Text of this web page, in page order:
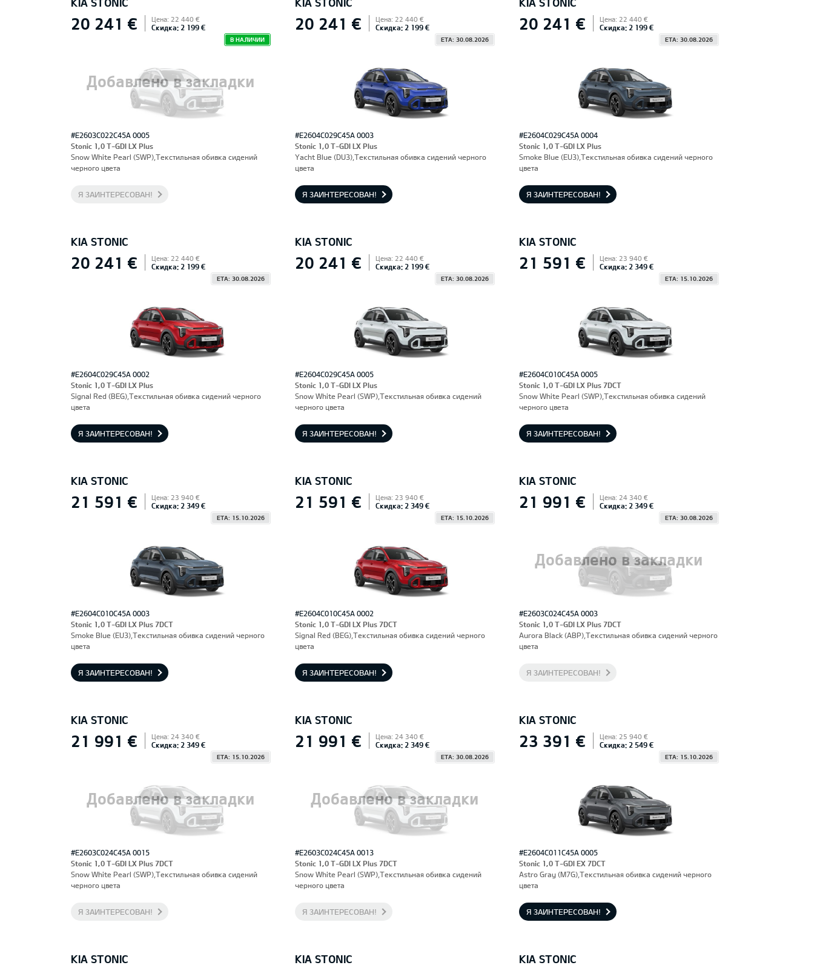
Добавлено в закладки
20 241 € Цена: 22 440 €
Скидка: 2 199 €
В НАЛИЧИИ
#E2603C022C45A 0005
Stonic 1,0 T-GDI LX Plus
Snow White Pearl (SWP),Текстильная обивка сидений
черного цвета
Я ЗАИНТЕРЕСОВАН!
20 241 € Цена: 22 440 €
Скидка: 2 199 €
ETA: 30.08.2026
#E2604C029C45A 0003
Stonic 1,0 T-GDI LX Plus
Yacht Blue (DU3),Текстильная обивка сидений черного
цвета
Я ЗАИНТЕРЕСОВАН!
20 241 € Цена: 22 440 €
Скидка: 2 199 €
ETA: 30.08.2026
#E2604C029C45A 0004
Stonic 1,0 T-GDI LX Plus
Smoke Blue (EU3),Текстильная обивка сидений черного
цвета
Я ЗАИНТЕРЕСОВАН!
KIA STONIC
20 241 € Цена: 22 440 €
Скидка: 2 199 €
ETA: 30.08.2026
#E2604C029C45A 0002
Stonic 1,0 T-GDI LX Plus
Signal Red (BEG),Текстильная обивка сидений черного
цвета
Я ЗАИНТЕРЕСОВАН!
KIA STONIC
20 241 € Цена: 22 440 €
Скидка: 2 199 €
ETA: 30.08.2026
#E2604C029C45A 0005
Stonic 1,0 T-GDI LX Plus
Snow White Pearl (SWP),Текстильная обивка сидений
черного цвета
Я ЗАИНТЕРЕСОВАН!
KIA STONIC
21 591 € Цена: 23 940 €
Скидка: 2 349 €
ETA: 15.10.2026
#E2604C010C45A 0005
Stonic 1,0 T-GDI LX Plus 7DCT
Snow White Pearl (SWP),Текстильная обивка сидений
черного цвета
Я ЗАИНТЕРЕСОВАН!
KIA STONIC
21 591 € Цена: 23 940 €
Скидка: 2 349 €
ETA: 15.10.2026
#E2604C010C45A 0003
Stonic 1,0 T-GDI LX Plus 7DCT
Smoke Blue (EU3),Текстильная обивка сидений черного
цвета
Я ЗАИНТЕРЕСОВАН!
KIA STONIC
21 591 € Цена: 23 940 €
Скидка: 2 349 €
ETA: 15.10.2026
#E2604C010C45A 0002
Stonic 1,0 T-GDI LX Plus 7DCT
Signal Red (BEG),Текстильная обивка сидений черного
цвета
Я ЗАИНТЕРЕСОВАН!
KIA STONIC
Добавлено в закладки
21 991 € Цена: 24 340 €
Скидка: 2 349 €
ETA: 30.08.2026
#E2603C024C45A 0003
Stonic 1,0 T-GDI LX Plus 7DCT
Aurora Black (ABP),Текстильная обивка сидений черного
цвета
Я ЗАИНТЕРЕСОВАН!
KIA STONIC
Добавлено в закладки
21 991 € Цена: 24 340 €
Скидка: 2 349 €
ETA: 15.10.2026
#E2603C024C45A 0015
Stonic 1,0 T-GDI LX Plus 7DCT
Snow White Pearl (SWP),Текстильная обивка сидений
черного цвета
Я ЗАИНТЕРЕСОВАН!
KIA STONIC
Добавлено в закладки
21 991 € Цена: 24 340 €
Скидка: 2 349 €
ETA: 30.08.2026
#E2603C024C45A 0013
Stonic 1,0 T-GDI LX Plus 7DCT
Snow White Pearl (SWP),Текстильная обивка сидений
черного цвета
Я ЗАИНТЕРЕСОВАН!
KIA STONIC
23 391 € Цена: 25 940 €
Скидка: 2 549 €
ETA: 15.10.2026
#E2604C011C45A 0005
Stonic 1,0 T-GDI EX 7DCT
Astro Gray (M7G),Текстильная обивка сидений черного
цвета
Я ЗАИНТЕРЕСОВАН!
KIA STONIC KIA STONIC KIA STONIC